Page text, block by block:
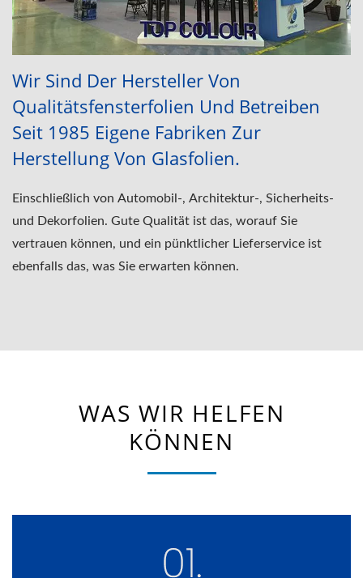
Wir Sind Der Hersteller Von
Qualitätsfensterfolien Und Betreiben
Seit 1985 Eigene Fabriken Zur
Herstellung Von Glasfolien.
Einschließlich von Automobil-, Architektur-, Sicherheits-
und Dekorfolien. Gute Qualität ist das, worauf Sie
vertrauen können, und ein pünktlicher Lieferservice ist
ebenfalls das, was Sie erwarten können.
WAS WIR HELFEN
KÖNNEN